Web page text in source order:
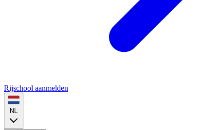
Rijschool aanmelden
NL